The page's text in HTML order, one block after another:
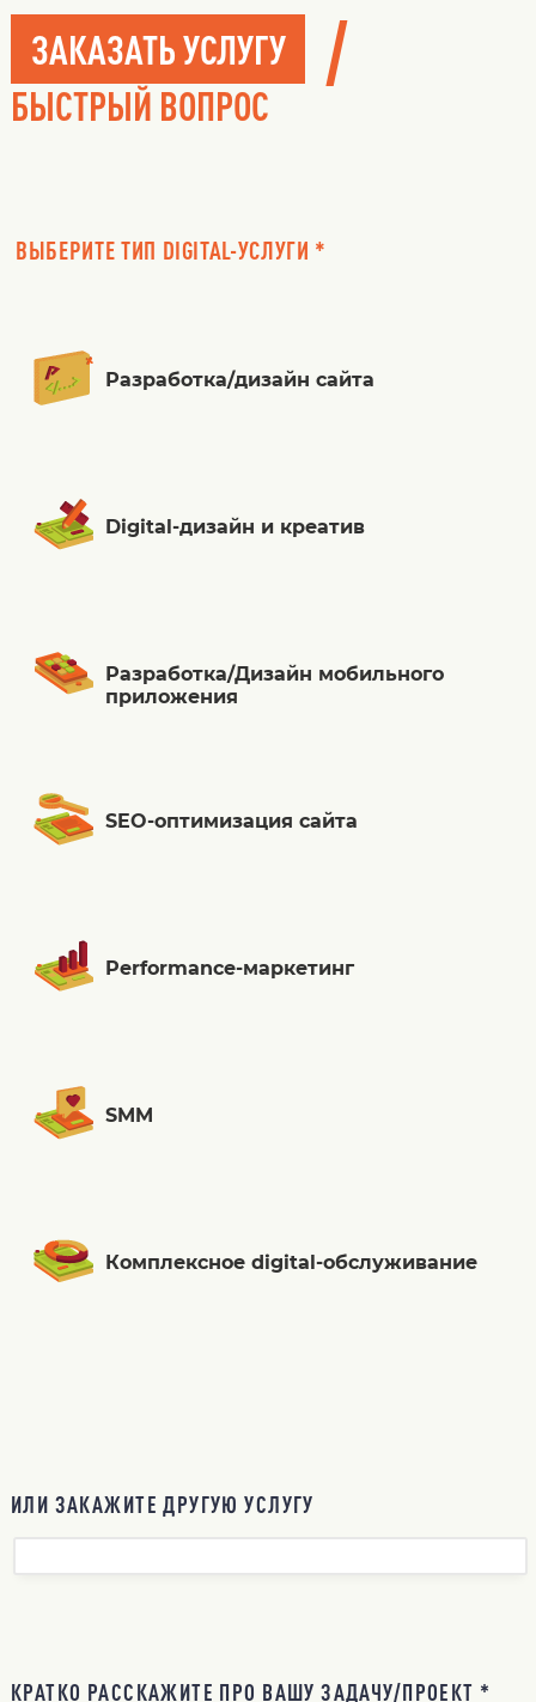
ЗАКАЗАТЬ УСЛУГУ /
БЫСТРЫЙ ВОПРОС
ВЫБЕРИТЕ ТИП DIGITAL-УСЛУГИ *
Разработка/дизайн сайта
Digital-дизайн и креатив
Разработка/Дизайн мобильного
приложения
SEO-оптимизация сайта
Performance-маркетинг
SMM
Комплексное digital-обслуживание
ИЛИ ЗАКАЖИТЕ ДРУГУЮ УСЛУГУ
КРАТКО РАССКАЖИТЕ ПРО ВАШУ ЗАДАЧУ/ПРОЕКТ *